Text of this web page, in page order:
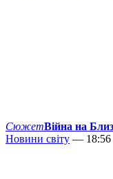
СюжетВійна на
Новини світу — 18:56